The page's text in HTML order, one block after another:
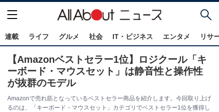
連載 ライフ グルメ 社会 IT・ビジネス エンタメ リサ
【Amazonベストセラー1位】ロジクール「キ
ーボード・マウスセット」は静音性と操作性
が抜群のモデル
Amazonで売れ筋となっているベストセラー商品を紹介します。今回取り上げ
るのは、「キーボード・マウスセット」カテゴリでベストセラー1位を獲得し